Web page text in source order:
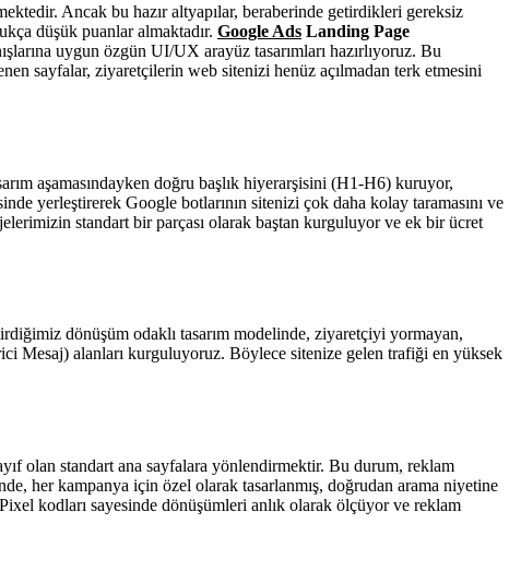
Ancak bu hazır altyapılar, beraberinde getirdikleri gereksiz
düşük puanlar almaktadır. Google Ads Landing Page
uygun özgün UI/UX arayüz tasarımları hazırlıyoruz. Bu
sayfalar, ziyaretçilerin web sitenizi henüz açılmadan terk etmesini
aşamasındayken doğru başlık hiyerarşisini (H1-H6) kuruyor,
yerleştirerek Google botlarının sitenizi çok daha kolay taramasını ve
standart bir parçası olarak baştan kurguluyor ve ek bir ücret
dönüşüm odaklı tasarım modelinde, ziyaretçiyi yormayan,
Mesaj) alanları kurguluyoruz. Böylece sitenize gelen trafiği en yüksek
olan standart ana sayfalara yönlendirmektir. Bu durum, reklam
her kampanya için özel olarak tasarlanmış, doğrudan arama niyetine
kodları sayesinde dönüşümleri anlık olarak ölçüyor ve reklam